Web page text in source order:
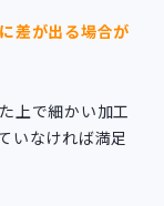
差が出る場合が
上で細かい加工
いなければ満足